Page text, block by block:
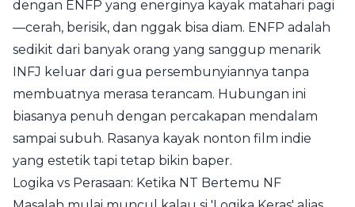
dengan ENFP yang energinya kayak matahari pagi
—cerah, berisik, dan nggak bisa diam. ENFP adalah
sedikit dari banyak orang yang sanggup menarik
INFJ keluar dari gua persembunyiannya tanpa
membuatnya merasa terancam. Hubungan ini
biasanya penuh dengan percakapan mendalam
sampai subuh. Rasanya kayak nonton film indie
yang estetik tapi tetap bikin baper.
Logika vs Perasaan: Ketika NT Bertemu NF